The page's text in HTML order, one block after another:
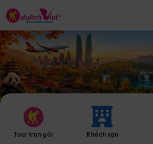
Tour trọn gói Khách sạn